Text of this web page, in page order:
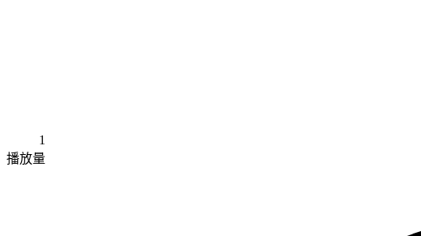
1
播放量